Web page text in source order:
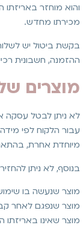
והוא מוחזר
מכירתו מחדש.
בקשת ביטול יש
ההזמנה, חשבונית
מוצרים
לא ניתן לבטל עסקה
עבור הלקוח לפי
מיוחדת אחרת,
בנוסף, לא ניתן
מוצר שנעשה בו
מוצר שנפגם לאחר
מוצר שאינו